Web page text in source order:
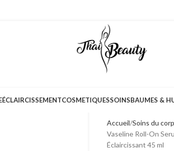
ÉCLAIRCISSEMENTCOSMETIQUESSOINSBAUMES &
Accueil Soins du
Vaseline Roll-On
Éclaircissant 45 ml